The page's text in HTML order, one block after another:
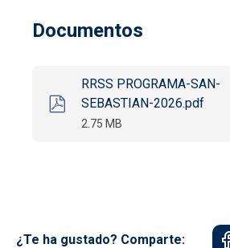
Documentos
RRSS PROGRAMA-SAN-
SEBASTIAN-2026.pdf
2.75 MB
¿Te ha gustado? Comparte: